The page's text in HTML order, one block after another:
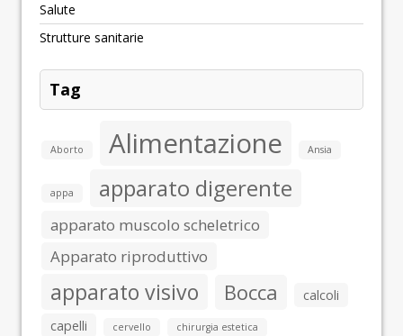
Salute
Strutture sanitarie
Tag
Aborto Alimentazione Ansia
appa apparato digerente
apparato muscolo scheletrico
Apparato riproduttivo
apparato visivo Bocca
calcoli
capelli
cervello chirurgia estetica